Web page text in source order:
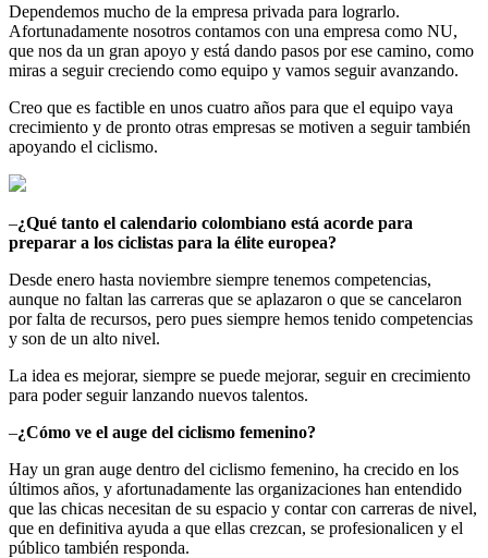
Dependemos mucho de la empresa privada para lograrlo.
Afortunadamente nosotros contamos con una empresa como NU,
que nos da un gran apoyo y está dando pasos por ese camino, como
miras a seguir creciendo como equipo y vamos seguir avanzando.
Creo que es factible en unos cuatro años para que el equipo vaya
crecimiento y de pronto otras empresas se motiven a seguir también
apoyando el ciclismo.
–¿Qué tanto el calendario colombiano está acorde para
preparar a los ciclistas para la élite europea?
Desde enero hasta noviembre siempre tenemos competencias,
aunque no faltan las carreras que se aplazaron o que se cancelaron
por falta de recursos, pero pues siempre hemos tenido competencias
y son de un alto nivel.
La idea es mejorar, siempre se puede mejorar, seguir en crecimiento
para poder seguir lanzando nuevos talentos.
–¿Cómo ve el auge del ciclismo femenino?
Hay un gran auge dentro del ciclismo femenino, ha crecido en los
últimos años, y afortunadamente las organizaciones han entendido
que las chicas necesitan de su espacio y contar con carreras de nivel,
que en definitiva ayuda a que ellas crezcan, se profesionalicen y el
público también responda.